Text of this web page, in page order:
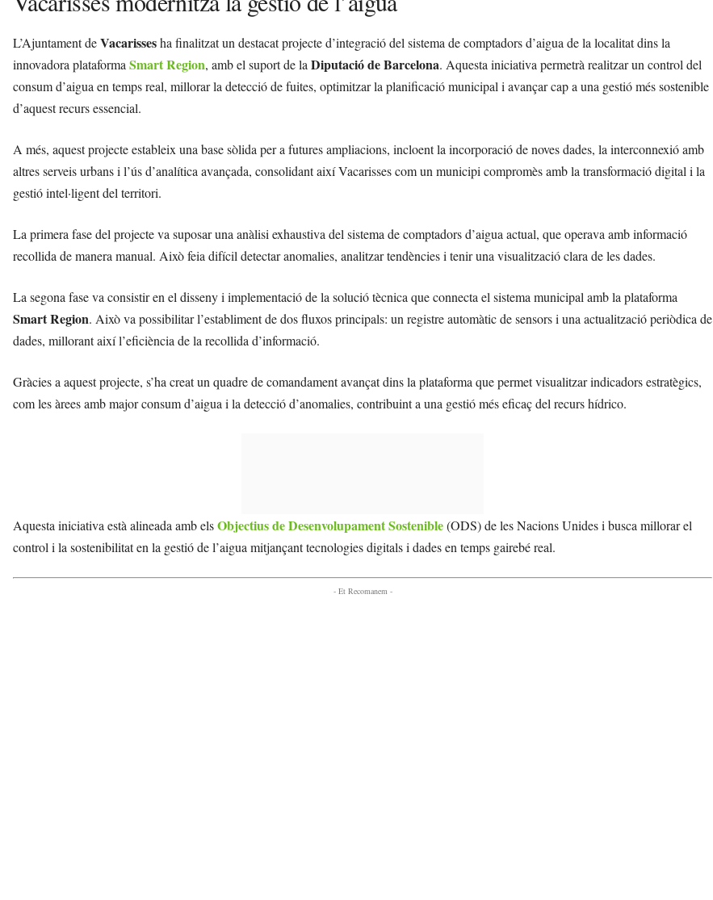
L’Ajuntament deVacarissesha finalitzat un destacat projecte d’integració del sistema de comptadors d’aigua de la localitat dins la
innovadora plataformaSmart Region, amb el suport de laDiputació de Barcelona. Aquesta iniciativa permetrà realitzar un control del
consum d’aigua en temps real, millorar la detecció de fuites, optimitzar la planificació municipal i avançar cap a una gestió més sostenible
d’aquest recurs essencial.
A més, aquest projecte estableix una base sòlida per a futures ampliacions, incloent la incorporació de noves dades, la interconnexió amb
altres serveis urbans i l’ús d’analítica avançada, consolidant així Vacarisses com un municipi compromès amb la transformació digital i la
gestió intel·ligent del territori.
La primera fase del projecte va suposar una anàlisi exhaustiva del sistema de comptadors d’aigua actual, que operava amb informació
recollida de manera manual. Això feia difícil detectar anomalies, analitzar tendències i tenir una visualització clara de les dades.
La segona fase va consistir en el disseny i implementació de la solució tècnica que connecta el sistema municipal amb la plataforma
Smart Region. Això va possibilitar l’establiment de dos fluxos principals: un registre automàtic de sensors i una actualització periòdica de
dades, millorant així l’eficiència de la recollida d’informació.
Gràcies a aquest projecte, s’ha creat un quadre de comandament avançat dins la plataforma que permet visualitzar indicadors estratègics,
com les àrees amb major consum d’aigua i la detecció d’anomalies, contribuint a una gestió més eficaç del recurs hídrico.
Aquesta iniciativa està alineada amb elsObjectius de Desenvolupament Sostenible(ODS) de les Nacions Unides i busca millorar el
control i la sostenibilitat en la gestió de l’aigua mitjançant tecnologies digitals i dades en temps gairebé real.
- Et Recomanem -